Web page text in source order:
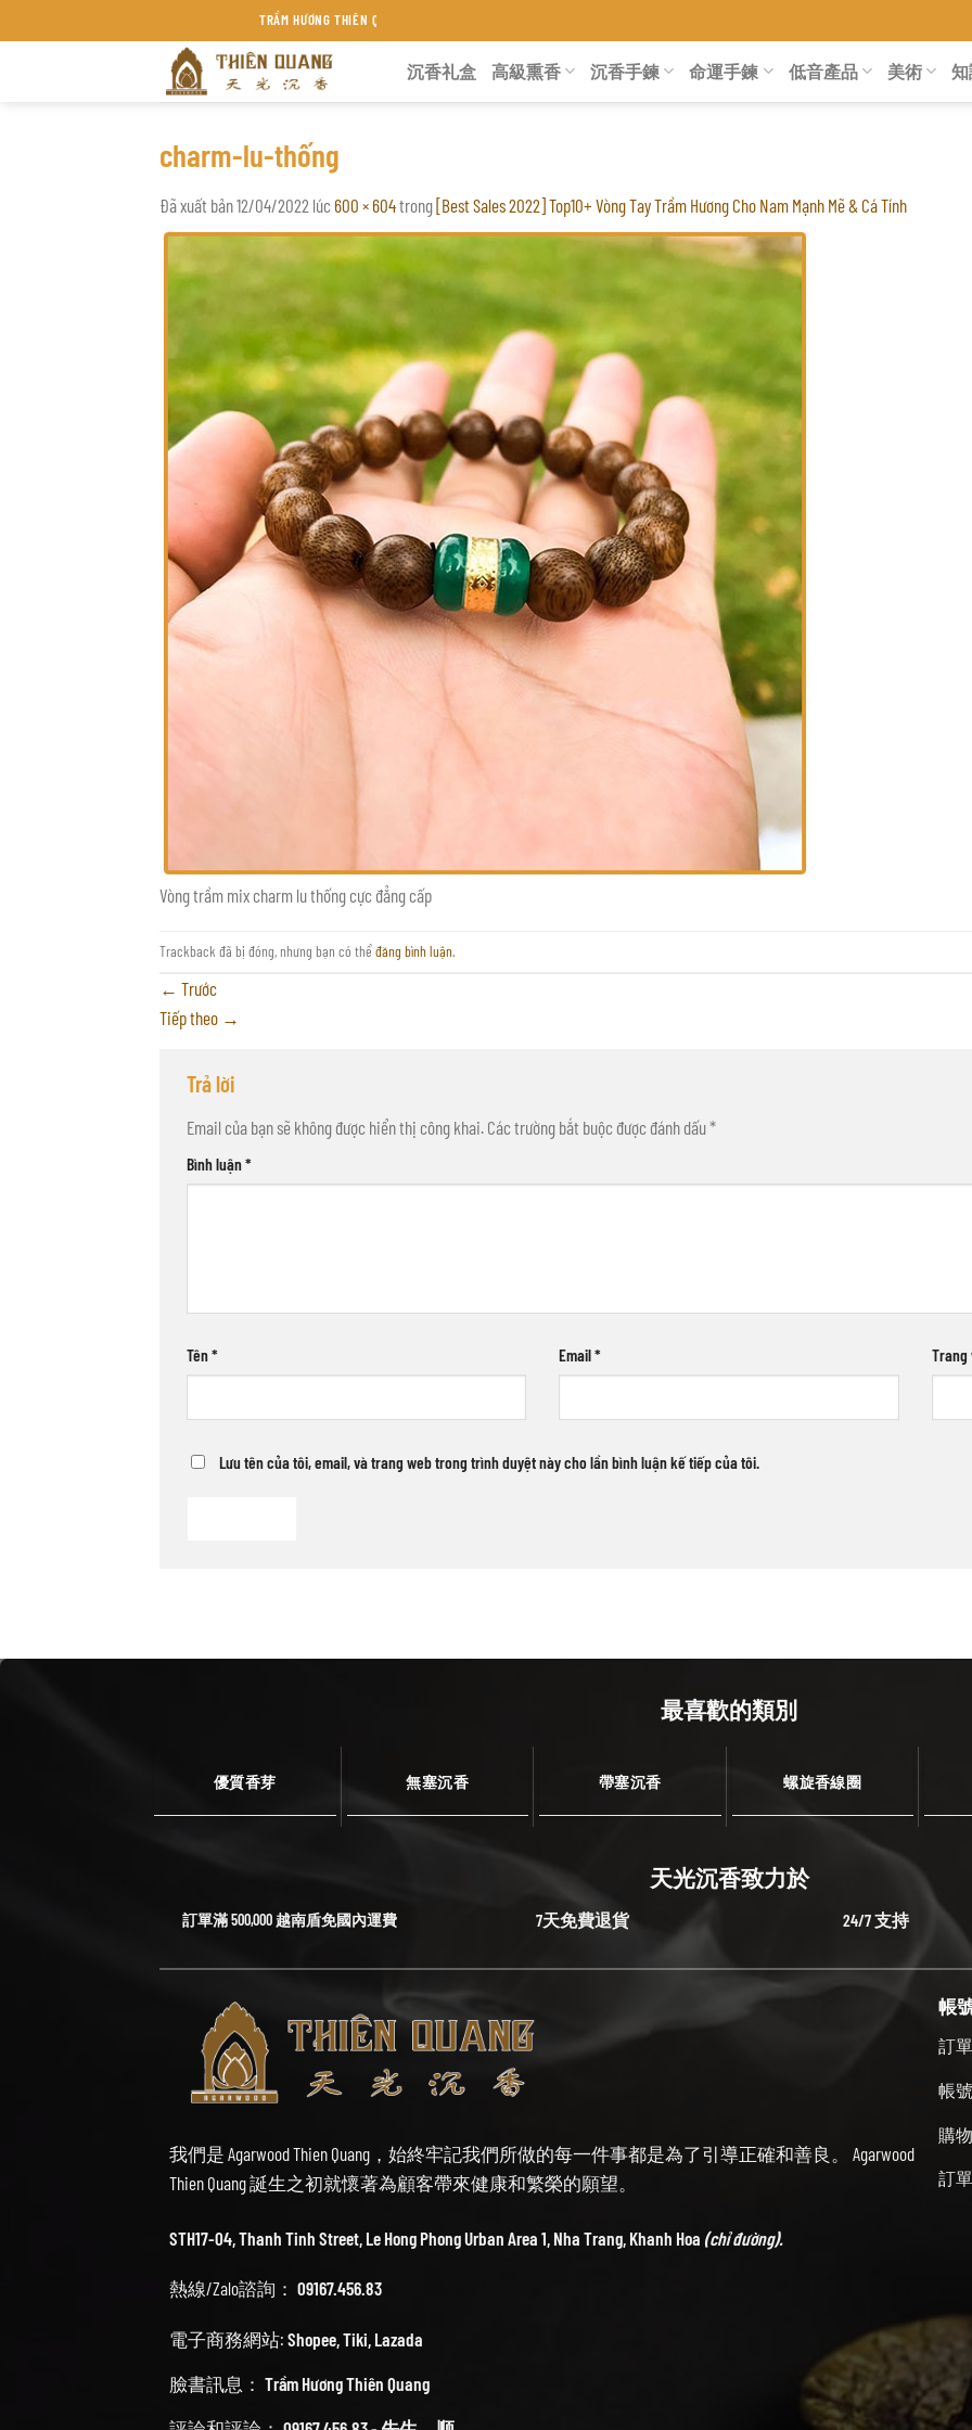
đến
TRẦM HƯƠNG THIÊN QUANG KHÁNH HÒA
沉香礼盒 高級熏香 沉香手鍊 命運手鍊 低音產品 美術
charm-lu-thống
Đã xuất bản12/04/2022 lúc 600 × 604trong [Best Sales 2022] Top10+ Vòng Tay Trầm Hương Cho Nam Mạnh Mẽ & Cá Tính
Vòng trầm mix charm lu thống cực đẳng cấp
Trackback đã bị đóng, nhưng bạn có thểđăng bình luận.
← Trước
Tiếp theo →
Trả lời
Email của bạn sẽ không được hiển thị công khai. Các trường bắt buộc được đánh dấu*
Bình luận*
Tên* Email* Trang
Lưu tên của tôi, email, và trang web trong trình duyệt này cho lần bình luận kế tiếp của tôi.
最喜歡的類別
優質香芽 無塞沉香 帶塞沉香 螺旋香線圈
天光沉香致力於
訂單滿 500,000 越南盾免國內運費 7天免費退貨 24/7 支持
我們是 Agarwood Thien Quang，始終牢記我們所做的每一件事都是為了引導正確和善良。 Agarwood
Thien Quang 誕生之初就懷著為顧客帶來健康和繁榮的願望。
STH17-04, Thanh Tinh Street, Le Hong Phong Urban Area 1, Nha Trang, Khanh Hoa (chỉ đường).
熱線/Zalo諮詢： 09167.456.83
電子商務網站: Shopee,Tiki, Lazada
臉書訊息： Trầm Hương Thiên Quang
帳
訂單
帳號
購
訂